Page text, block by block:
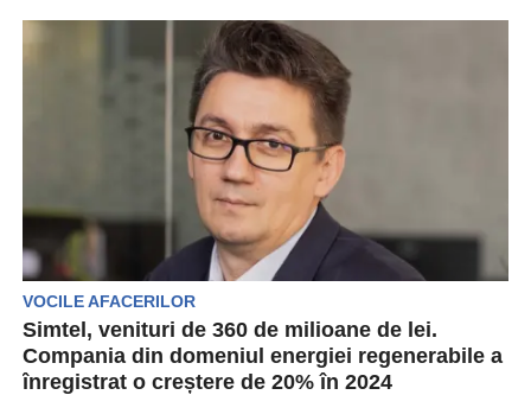
VOCILE AFACERILOR
Simtel, venituri de 360 de milioane de lei.
Compania din domeniul energiei regenerabile a
înregistrat o creștere de 20% în 2024